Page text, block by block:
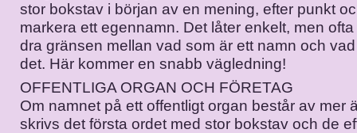
stor bokstav i början av en mening, efter punkt
markera ett egennamn. Det låter enkelt, men
dra gränsen mellan vad som är ett namn och
det. Här kommer en snabb vägledning!
OFFENTLIGA ORGAN OCH FÖRETAG
Om namnet på ett offentligt organ består av mer
skrivs det första ordet med stor bokstav och de